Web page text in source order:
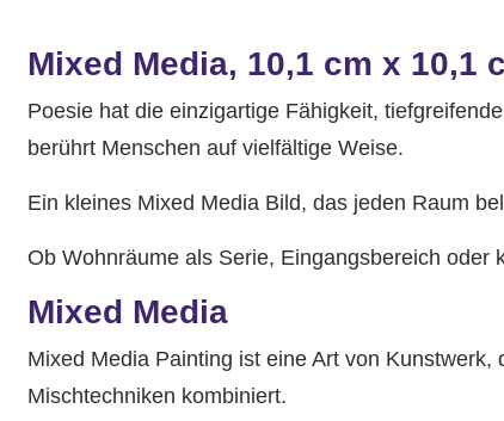
Mixed Media, 10,1 cm x 10,1
Poesie hat die einzigartige Fähigkeit,
berührt Menschen auf vielfältige Weise.
Ein kleines Mixed Media Bild, das jeden Raum
Ob Wohnräume als Serie, Eingangsbereich
Mixed Media
Mixed Media Painting ist eine Art von
Mischtechniken kombiniert.